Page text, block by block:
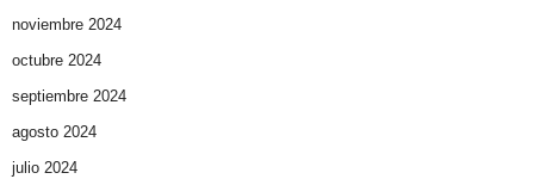
noviembre 2024
octubre 2024
septiembre 2024
agosto 2024
julio 2024